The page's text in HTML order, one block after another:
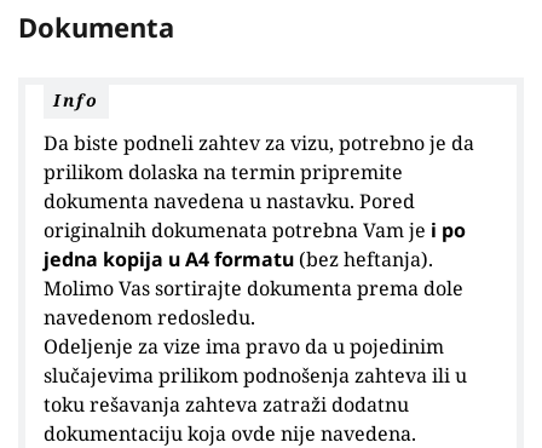
Dokumenta
Info
Da biste podneli zahtev za vizu, potrebno je da
prilikom dolaska na termin pripremite
dokumenta navedena u nastavku. Pored
originalnih dokumenata potrebna Vam je i po
jedna kopija u A4 formatu (bez heftanja).
Molimo Vas sortirajte dokumenta prema dole
navedenom redosledu.
Odeljenje za vize ima pravo da u pojedinim
slučajevima prilikom podnošenja zahteva ili u
toku rešavanja zahteva zatraži dodatnu
dokumentaciju koja ovde nije navedena.